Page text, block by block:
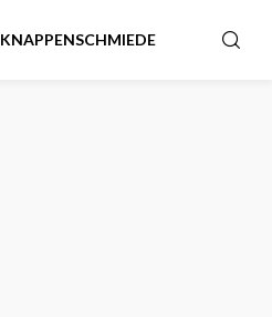
KNAPPENSCHMIEDE